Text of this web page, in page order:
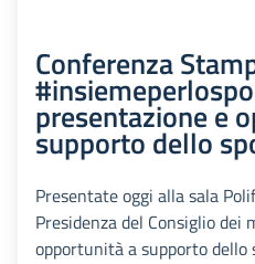
Conferenza
presentazione e
supporto dello
Presentate oggi alla sala
Presidenza del Consiglio
opportunità a supporto dello